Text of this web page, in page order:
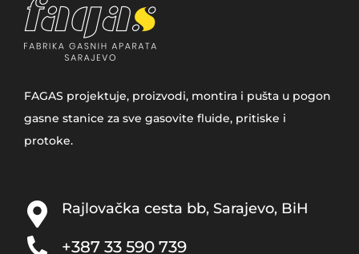
FAGAS projektuje, proizvodi, montira i pušta u pogon
gasne stanice za sve gasovite fluide, pritiske i
protoke.
Rajlovačka cesta bb, Sarajevo, BiH
+387 33­ 590 739